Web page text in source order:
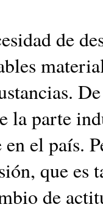
de
la parte
el país.
que es
de